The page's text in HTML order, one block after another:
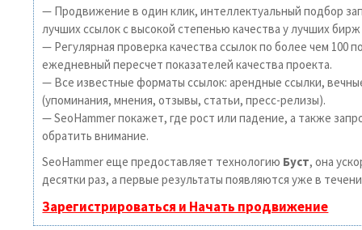
— Продвижение в один клик, интеллектуальный подбор
лучших ссылок с высокой степенью качества у лучших
— Регулярная проверка качества ссылок по более чем 100
ежедневный пересчет показателей качества проекта.
— Все известные форматы ссылок: арендные ссылки,
(упоминания, мнения, отзывы, статьи, пресс-релизы).
— SeoHammer покажет, где рост или падение, а также
обратить внимание.
SeoHammer еще предоставляет технологию Буст, она
десятки раз, а первые результаты появляются уже в
Зарегистрироваться и Начать продвижение